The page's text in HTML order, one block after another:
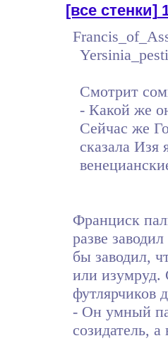
[все стенки]
Смотрит
- Какой же
Сейчас же
сказала Изя
Франциск
разве
бы заводил,
или изумруд.
футлярчиков
- Он умный
созидатель,